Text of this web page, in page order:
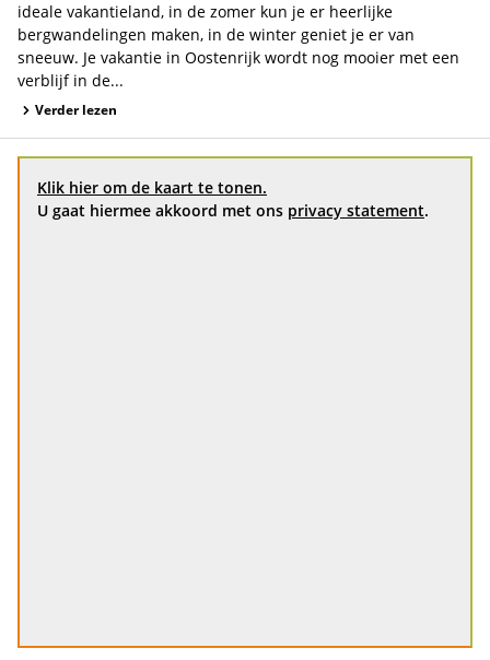
ideale vakantieland, in de zomer kun je er heerlijke
bergwandelingen maken, in de winter geniet je er van
sneeuw. Je vakantie in Oostenrijk wordt nog mooier met een
verblijf in de...
Verder lezen
Klik hier om de kaart te tonen.
U gaat hiermee akkoord met ons privacy statement.